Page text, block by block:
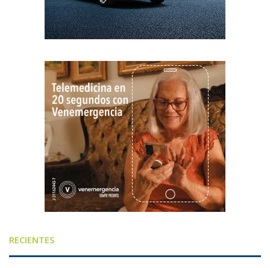
RECIENTES